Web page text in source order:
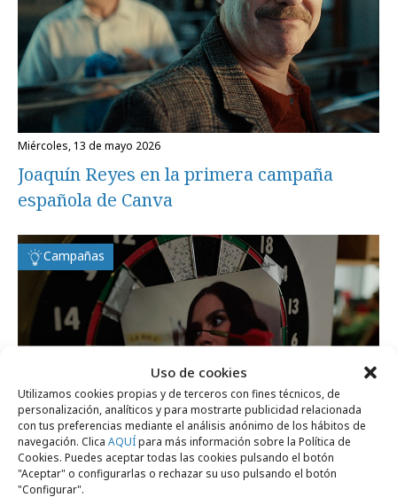
Uso de cookies
Utilizamos cookies propias y de terceros con fines técnicos, de
personalización, analíticos y para mostrarte publicidad relacionada
con tus preferencias mediante el análisis anónimo de los hábitos de
navegación. Clica AQUÍpara más información sobre la Política de
Cookies. Puedes aceptar todas las cookies pulsando el botón
"Aceptar" o configurarlas o rechazar su uso pulsando el botón
"Configurar".
miércoles, 13 de mayo 2026
Joaquín Reyes en la primera campaña
española de Canva
Campañas
viernes, 19 de diciembre 2025